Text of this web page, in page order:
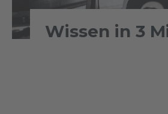
Wissen in 3